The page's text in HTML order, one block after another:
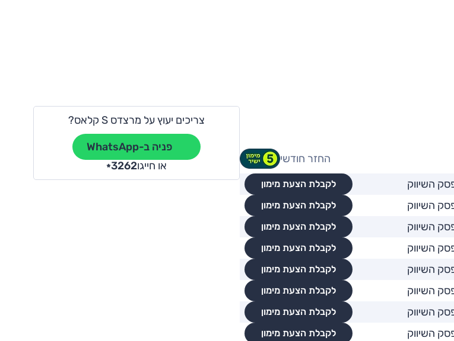
החזר חודשי
השיווק לקבלת הצעת מימון
השיווק לקבלת הצעת מימון
השיווק לקבלת הצעת מימון
השיווק לקבלת הצעת מימון
השיווק לקבלת הצעת מימון
השיווק לקבלת הצעת מימון
השיווק לקבלת הצעת מימון
השיווק לקבלת הצעת מימון
צריכים יעוץ על מרצדס S קלאס?
פניה ב-WhatsApp
או חייגו
*3262